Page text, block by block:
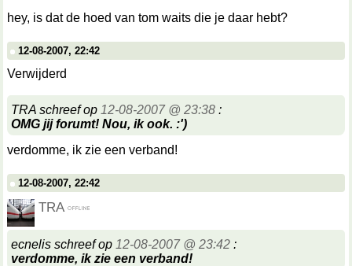
hey, is dat de hoed van tom waits die je daar hebt?
12-08-2007, 22:42
Verwijderd
TRA schreef op 12-08-2007 @ 23:38 :
OMG jij forumt! Nou, ik ook. :')
verdomme, ik zie een verband!
12-08-2007, 22:42
TRA
ecnelis schreef op 12-08-2007 @ 23:42 :
verdomme, ik zie een verband!